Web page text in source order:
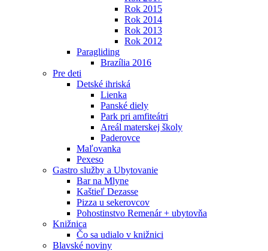
Rok 2015
Rok 2014
Rok 2013
Rok 2012
Paragliding
Brazília 2016
Pre deti
Detské ihriská
Lienka
Panské diely
Park pri amfiteátri
Areál materskej školy
Paderovce
Maľovanka
Pexeso
Gastro služby a Ubytovanie
Bar na Mlyne
Kaštieľ Dezasse
Pizza u sekerovcov
Pohostinstvo Remenár + ubytovňa
Knižnica
Čo sa udialo v knižnici
Blavské noviny